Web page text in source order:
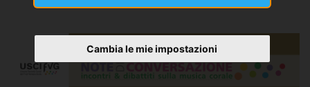
Cambia le mie impostazioni